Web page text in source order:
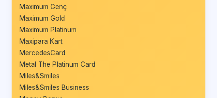
Maximum Genç
Maximum Gold
Maximum Platinum
Maxipara Kart
MercedesCard
Metal The Platinum Card
Miles&Smiles
Miles&Smiles Business